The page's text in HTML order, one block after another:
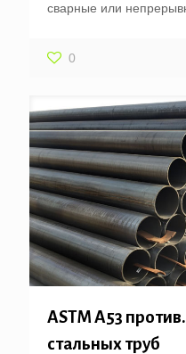
сварные или
0
ASTM A53
стальных труб